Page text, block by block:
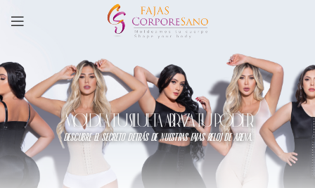
MOLDEA TU SILUETA, ABRAZA TU PODER
descubre el secreto detrás de nuestras fajas reloj de arena.